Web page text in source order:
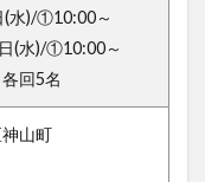
(水)/①10:00～
(水)/①10:00～
回5名
山町